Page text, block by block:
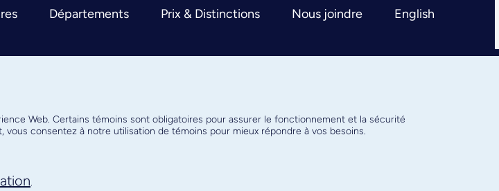
Départements Prix & Distinctions Nous joindre English
Web. Certains témoins sont obligatoires pour assurer le fonctionnement et la sécurité
consentez à notre utilisation de témoins pour mieux répondre à vos besoins.
.